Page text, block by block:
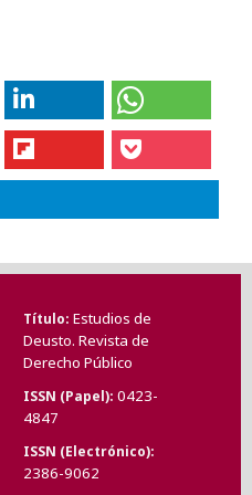
Título Estudios de
Deusto. Revista de
Derecho Público
ISSN (Papel) 0423-
4847
ISSN (Electrónico)
2386-9062